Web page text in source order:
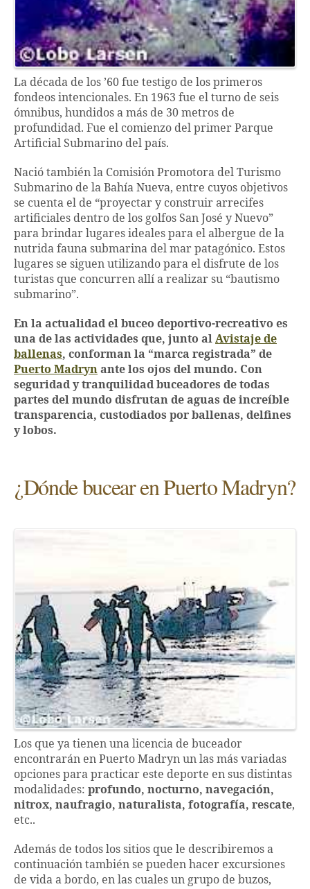
La década de los ’60 fue testigo de los primeros
fondeos intencionales. En 1963 fue el turno de seis
ómnibus, hundidos a más de 30 metros de
profundidad. Fue el comienzo del primer Parque
Artificial Submarino del país.
Nació también la Comisión Promotora del Turismo
Submarino de la Bahía Nueva, entre cuyos objetivos
se cuenta el de “proyectar y construir arrecifes
artificiales dentro de los golfos San José y Nuevo”
para brindar lugares ideales para el albergue de la
nutrida fauna submarina del mar patagónico. Estos
lugares se siguen utilizando para el disfrute de los
turistas que concurren allí a realizar su “bautismo
submarino”.
En la actualidad el buceo deportivo-recreativo es
una de las actividades que, junto al Avistaje de
ballenas, conforman la “marca registrada” de
Puerto Madryn ante los ojos del mundo. Con
seguridad y tranquilidad buceadores de todas
partes del mundo disfrutan de aguas de increíble
transparencia, custodiados por ballenas, delfines
y lobos.
¿Dónde bucear en Puerto Madryn?
Los que ya tienen una licencia de buceador
encontrarán en Puerto Madryn un las más variadas
opciones para practicar este deporte en sus distintas
modalidades: profundo, nocturno, navegación,
nitrox, naufragio, naturalista, fotografía, rescate,
etc..
Además de todos los sitios que le describiremos a
continuación también se pueden hacer excursiones
de vida a bordo, en las cuales un grupo de buzos,